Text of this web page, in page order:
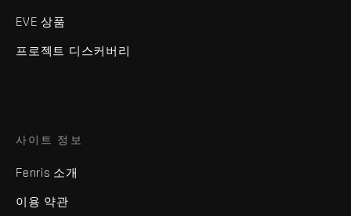
EVE 상품
프로젝트 디스커버리
사이트 정보
Fenris 소개
이용 약관